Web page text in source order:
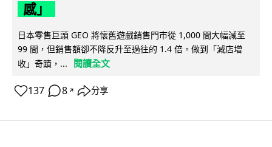
感」
日本零售巨頭 GEO 將懷舊遊戲銷售門市從 1,000 間大幅減至
99 間，但銷售額卻不降反升至過往的 1.4 倍。做到「減店增
收」奇蹟，...
閱讀全文
137 8 ↗ 分享